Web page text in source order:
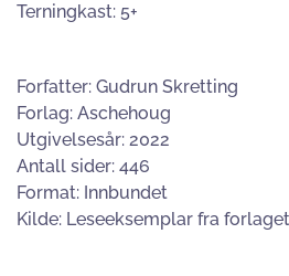
Terningkast: 5+
Forfatter: Gudrun Skretting
Forlag: Aschehoug
Utgivelsesår: 2022
Antall sider: 446
Format: Innbundet
Kilde: Leseeksemplar fra